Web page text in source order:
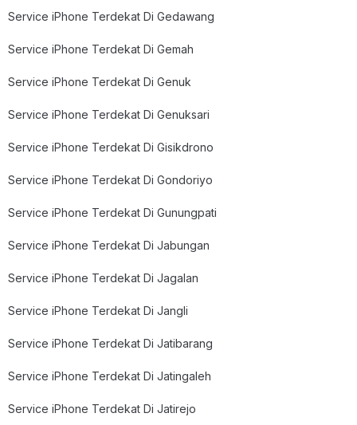
Service iPhone Terdekat Di Gedawang
Service iPhone Terdekat Di Gemah
Service iPhone Terdekat Di Genuk
Service iPhone Terdekat Di Genuksari
Service iPhone Terdekat Di Gisikdrono
Service iPhone Terdekat Di Gondoriyo
Service iPhone Terdekat Di Gunungpati
Service iPhone Terdekat Di Jabungan
Service iPhone Terdekat Di Jagalan
Service iPhone Terdekat Di Jangli
Service iPhone Terdekat Di Jatibarang
Service iPhone Terdekat Di Jatingaleh
Service iPhone Terdekat Di Jatirejo